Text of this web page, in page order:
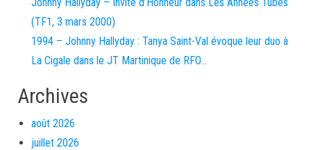
(TF1, 3 mars 2000)
1994 – Johnny Hallyday : Tanya Saint-Val évoque leur duo à
La Cigale dans le JT Martinique de RFO…
Archives
août 2026
juillet 2026